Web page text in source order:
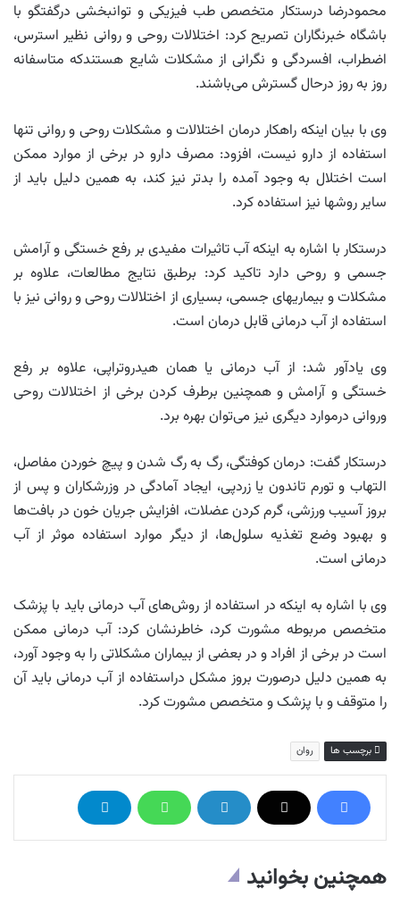
محمودرضا درستکار متخصص طب فیزیکی و توانبخشی درگفتگو با
باشگاه خبرنگاران تصریح کرد: اختلالات روحی و روانی نظیر استرس،
اضطراب، افسردگی و نگرانی از مشکلات شایع هستندکه متاسفانه
روز به روز درحال گسترش می‌باشند.
وی با بیان اینکه راهکار درمان اختلالات و مشکلات روحی و روانی تنها
استفاده از دارو نیست، افزود: مصرف دارو در برخی از موارد ممکن
است اختلال به وجود آمده را بدتر نیز کند، به همین دلیل باید از
سایر روشها نیز استفاده کرد.
درستکار با اشاره به اینکه آب تاثیرات مفیدی بر رفع خستگی و آرامش
جسمی و روحی دارد تاکید کرد: برطبق نتایج مطالعات، علاوه بر
مشکلات و بیماریهای جسمی، بسیاری از اختلالات روحی و روانی نیز با
استفاده از آب درمانی قابل درمان است.
وی یادآور شد: از‌ آب درمانی یا همان هیدروتراپی، علاوه بر رفع
خستگی و آرامش و همچنین برطرف کردن برخی از اختلالات روحی
وروانی درموارد دیگری نیز می‌توان بهره برد.
درستکار گفت: درمان کوفتگی، رگ به رگ شدن و پیچ خوردن مفاصل،
التهاب و تورم تاندون یا زردپی، ایجاد آمادگی در وزرشکاران و پس از
بروز آسیب ورزشی، گرم کردن عضلات، افزایش جریان خون در بافت‌ها
و بهبود وضع تغذیه سلول‌ها، از دیگر موارد استفاده موثر از آب
درمانی است.
وی با اشاره به اینکه در استفاده از روش‌های آب درمانی باید با پزشک
متخصص مربوطه مشورت کرد، خاطرنشان کرد: آب درمانی ممکن
است در برخی از افراد و در بعضی از بیماران مشکلاتی را به وجود آورد،
به همین دلیل درصورت بروز مشکل دراستفاده از آب درمانی باید آن
را متوقف و با پزشک و متخصص مشورت کرد.
برچسب ها روان
همچنین بخوانید